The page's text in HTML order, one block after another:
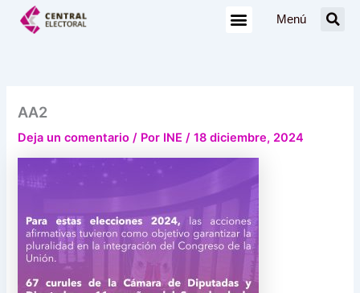
Menú
AA2
Deja un comentario / Por INE/18 diciembre, 2024